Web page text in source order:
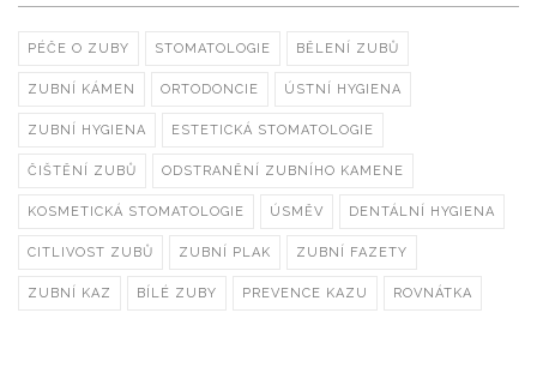
PÉČE O ZUBY STOMATOLOGIE BĚLENÍ ZUBŮ
ZUBNÍ KÁMEN ORTODONCIE ÚSTNÍ HYGIENA
ZUBNÍ HYGIENA ESTETICKÁ STOMATOLOGIE
ČIŠTĚNÍ ZUBŮ ODSTRANĚNÍ ZUBNÍHO KAMENE
KOSMETICKÁ STOMATOLOGIE ÚSMĚV DENTÁLNÍ HYGIENA
CITLIVOST ZUBŮ ZUBNÍ PLAK ZUBNÍ FAZETY
ZUBNÍ KAZ BÍLÉ ZUBY PREVENCE KAZU ROVNÁTKA